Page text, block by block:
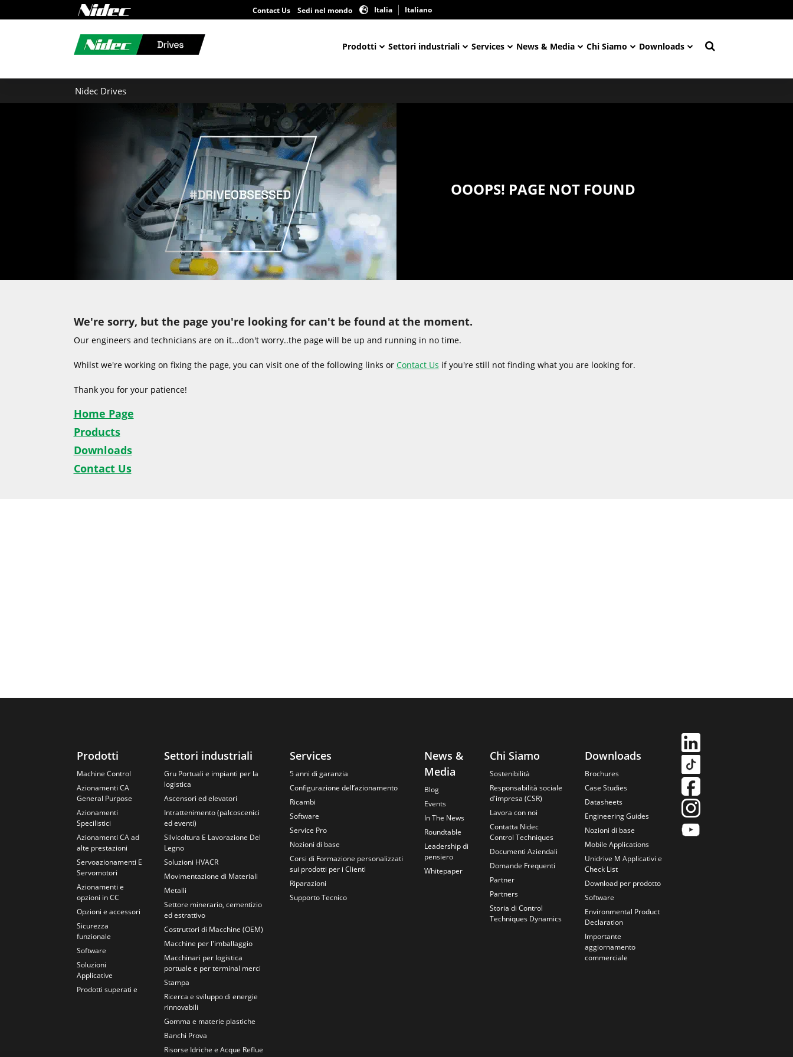
Contact Us Sedi nel mondo Italia Italiano
Prodotti Settori industriali Services News & Media Chi Siamo Downloads
Nidec Drives
OOOPS! PAGE NOT FOUND
We're sorry, but the page you're looking for can't be found at the moment.
Our engineers and technicians are on it...don't worry..the page will be up and running in no time.
Whilst we're working on fixing the page, you can visit one of the following links or Contact Us if you're still not finding what you are looking for.
Thank you for your patience!
Home Page
Products
Downloads
Contact Us
Prodotti
Machine Control
Azionamenti CA
General Purpose
Azionamenti
Specilistici
Azionamenti CA ad
alte prestazioni
Servoazionamenti E
Servomotori
Azionamenti e
opzioni in CC
Opzioni e accessori
Sicurezza
funzionale
Software
Soluzioni
Applicative
Prodotti superati e
Settori industriali
Gru Portuali e impianti per la
logistica
Ascensori ed elevatori
Intrattenimento (palcoscenici
ed eventi)
Silvicoltura E Lavorazione Del
Legno
Soluzioni HVACR
Movimentazione di Materiali
Metalli
Settore minerario, cementizio
ed estrattivo
Costruttori di Macchine (OEM)
Macchine per l'imballaggio
Macchinari per logistica
portuale e per terminal merci
Stampa
Ricerca e sviluppo di energie
rinnovabili
Gomma e materie plastiche
Banchi Prova
Risorse Idriche e Acque Reflue
Services
5 anni di garanzia
Configurazione dell’azionamento
Ricambi
Software
Service Pro
Nozioni di base
Corsi di Formazione personalizzati
sui prodotti per i Clienti
Riparazioni
Supporto Tecnico
News &
Media
Blog
Events
In The News
Roundtable
Leadership di
pensiero
Whitepaper
Chi Siamo
Sostenibilità
Responsabilità sociale
d'impresa (CSR)
Lavora con noi
Contatta Nidec
Control Techniques
Documenti Aziendali
Domande Frequenti
Partner
Partners
Storia di Control
Techniques Dynamics
Downloads
Brochures
Case Studies
Datasheets
Engineering Guides
Nozioni di base
Mobile Applications
Unidrive M Applicativi e
Check List
Download per prodotto
Software
Environmental Product
Declaration
Importante
aggiornamento
commerciale